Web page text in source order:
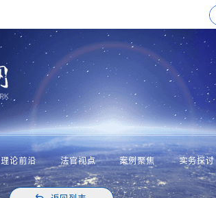
理论前沿 法官视点 案例聚焦 实务探讨